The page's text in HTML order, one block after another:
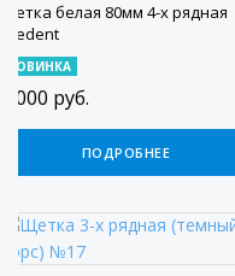
Щетка белая 80мм 4-х рядная
Bredent
НОВИНКА
1 000 руб.
ПОДРОБНЕЕ